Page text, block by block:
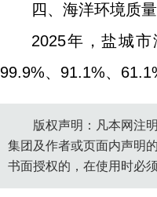
四、海洋环境质量
2025年，盐城
99.9%、91.1%、
版权声明：凡本网注
集团及作者或页面内声明
书面授权的，在使用时必